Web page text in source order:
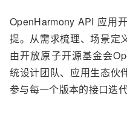
OpenHarmony API 应用
提。从需求梳理、场景定
由开放原子开源基金会
统设计团队、应用生态伙
参与每一个版本的接口迭代